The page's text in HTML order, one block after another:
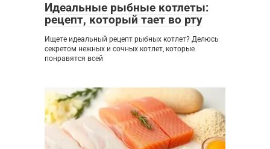
Идеальные рыбные котлеты:
рецепт, который тает во рту
Ищете идеальный рецепт рыбных котлет? Делюсь
секретом нежных и сочных котлет, которые
понравятся всей